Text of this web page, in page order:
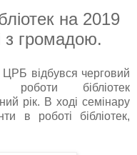
на 2019
з громадою.
відбувся черговий
бібліотек
рік. В ході семінару
в роботі бібліотек,